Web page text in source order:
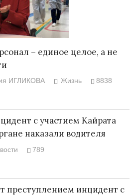
– единое целое, а не
ИГЛИКОВА Жизнь 8838
с участием Кайрата
наказали водителя
789
преступлением инцидент с